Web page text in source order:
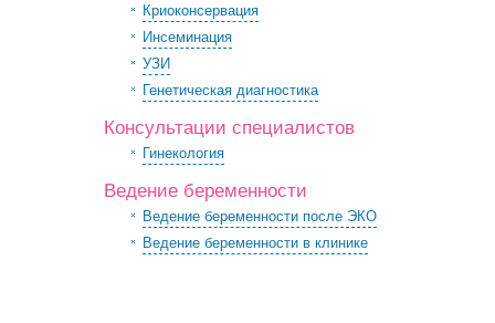
Криоконсервация
Инсеминация
УЗИ
Генетическая диагностика
Консультации специалистов
Гинекология
Ведение беременности
Ведение беременности после ЭКО
Ведение беременности в клинике